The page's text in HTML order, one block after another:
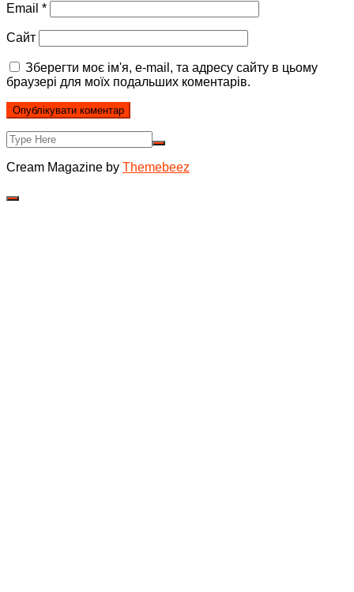
Email *
Сайт
Зберегти моє ім'я, e-mail, та адресу сайту в цьому
браузері для моїх подальших коментарів.
Cream Magazine by Themebeez